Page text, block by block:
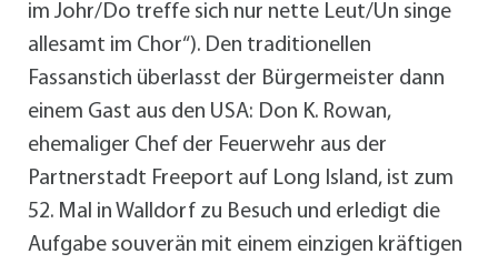
im Johr/Do treffe sich nur nette Leut/Un singe
allesamt im Chor“). Den traditionellen
Fassanstich überlasst der Bürgermeister dann
einem Gast aus den USA: Don K. Rowan,
ehemaliger Chef der Feuerwehr aus der
Partnerstadt Freeport auf Long Island, ist zum
52. Mal in Walldorf zu Besuch und erledigt die
Aufgabe souverän mit einem einzigen kräftigen